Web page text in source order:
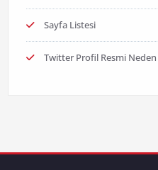
Sayfa Listesi
Twitter Profil Resmi Neden